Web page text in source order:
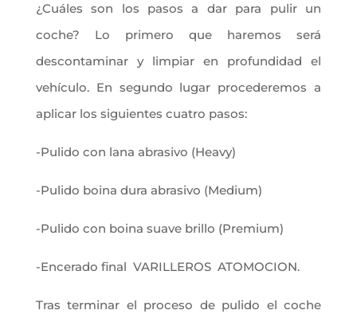
¿Cuáles son los pasos a dar para pulir un
coche? Lo primero que haremos será
descontaminar y limpiar en profundidad el
vehículo. En segundo lugar procederemos a
aplicar los siguientes cuatro pasos:
-Pulido con lana abrasivo (Heavy)
-Pulido boina dura abrasivo (Medium)
-Pulido con boina suave brillo (Premium)
-Encerado final VARILLEROS ATOMOCION.
Tras terminar el proceso de pulido el coche